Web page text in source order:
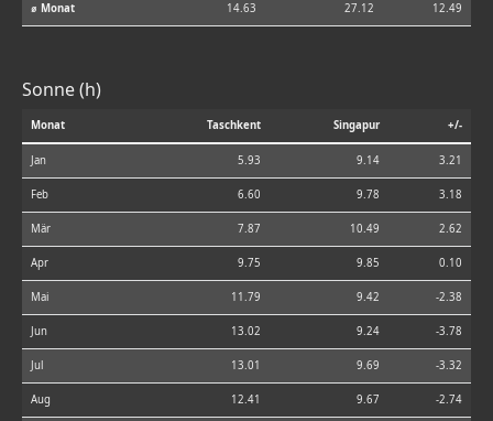
⌀ Monat 14.63 27.12 12.49
Sonne (h)
Monat Taschkent Singapur +/-
Jan 5.93 9.14 3.21
Feb 6.60 9.78 3.18
Mär 7.87 10.49 2.62
Apr 9.75 9.85 0.10
Mai 11.79 9.42 -2.38
Jun 13.02 9.24 -3.78
Jul 13.01 9.69 -3.32
Aug 12.41 9.67 -2.74